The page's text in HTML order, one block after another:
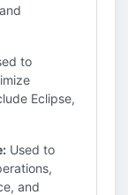
to
Eclipse,
Used to
and